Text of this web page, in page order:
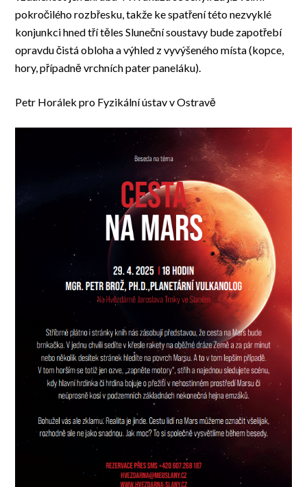
pokročilého rozbřesku, takže ke spatření této nezvyklé
konjunkci hned tří těles Sluneční soustavy bude zapotřebí
opravdu čistá obloha a výhled z vyvýšeného místa (kopce,
hory, případně vrchních pater paneláku).
Petr Horálek pro Fyzikální ústav v Ostravě